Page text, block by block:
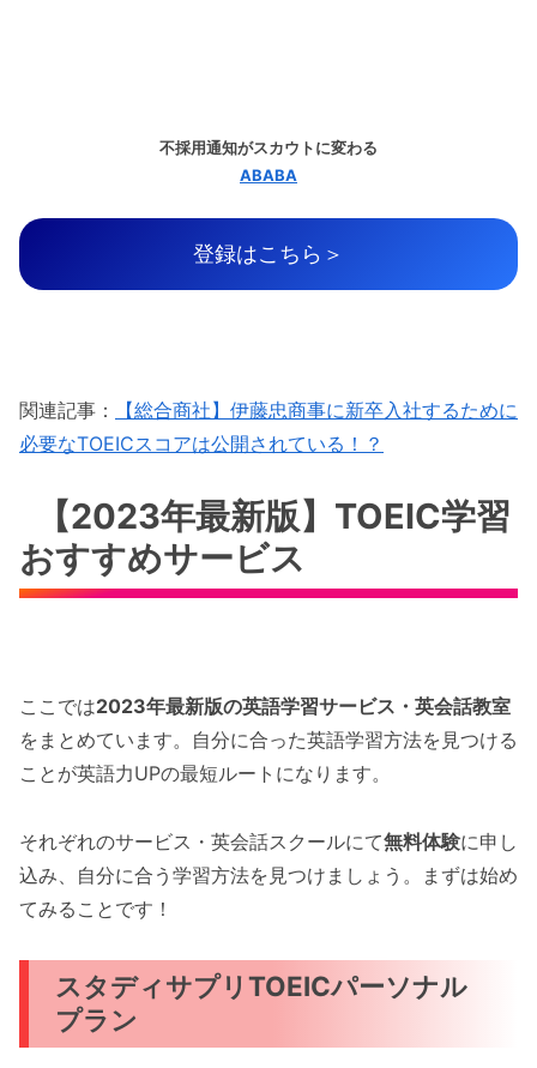
不採用通知がスカウトに変わる
ABABA
登録はこちら＞
関連記事：
【総合商社】伊藤忠商事に新卒入社するために
必要なTOEICスコアは公開されている！？
【2023年最新版】TOEIC学習
おすすめサービス
ここでは2023年最新版の英語学習サービス・英会話教室
をまとめています。自分に合った英語学習方法を見つける
ことが英語力UPの最短ルートになります。
それぞれのサービス・英会話スクールにて無料体験に申し
込み、自分に合う学習方法を見つけましょう。まずは始め
てみることです！
スタディサプリTOEICパーソナル
プラン